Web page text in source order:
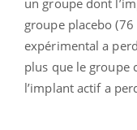
groupe placebo
expérimental a
plus que le groupe
l’implant actif a